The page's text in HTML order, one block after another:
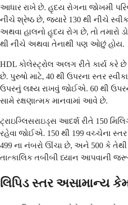
આધાર રાખે છે. હૃદય રોગના જોખમી
નીચે શ્રેષ્ઠ છે, જ્યારે 130 થી નીચે
અથવા હાલનો હૃદય રોગ છે, તો તમારો
થી નીચે અથવા તેનાથી પણ ઓછું હોય.
HDL કોલેસ્ટ્રોલ અલગ રીતે કાર્ય
છે. પુરુષો માટે, 40 થી ઉપરના સ્તર
ઉપરનું લક્ષ્ય રાખવું જોઈએ. 60 થી
સામે રક્ષણાત્મક માનવામાં આવે છે.
ટ્રાઇગ્લિસરાઇડ્સ આદર્શ રીતે 150
રહેવા જોઈએ. 150 થી 199 વચ્ચેના
499 ના નંબરો ઊંચા છે, અને 500 કે
તાત્કાલિક તબીબી ધ્યાન આપવાની
લિપિડ સ્તર અસામાન્ય